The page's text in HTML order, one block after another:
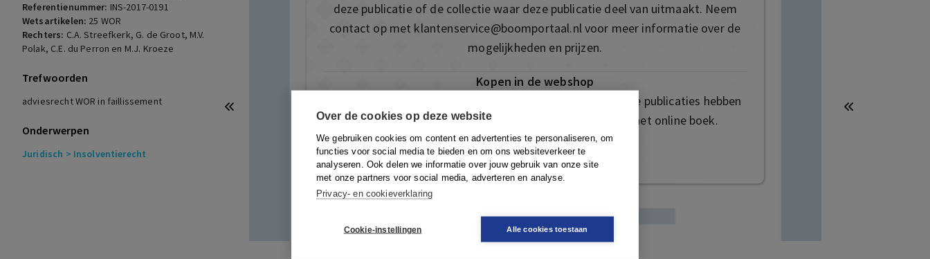
Over de cookies op deze website
We gebruiken cookies om content en advertenties te personaliseren, om
functies voor social media te bieden en om ons websiteverkeer te
analyseren. Ook delen we informatie over jouw gebruik van onze site
met onze partners voor social media, adverteren en analyse.
Privacy- en cookieverklaring
Cookie-instellingen Alle cookies toestaan
Referentienummer: INS-2017-0191
Wetsartikelen: 25 WOR
Rechters: C.A. Streefkerk, G. de Groot, M.V.
Polak, C.E. du Perron en M.J. Kroeze
Trefwoorden
adviesrecht WOR in faillissement
Onderwerpen
Juridisch > Insolventierecht
deze publicatie of de collectie waar deze publicatie deel van uitmaakt. Neem
contact op met klantenservice@boomportaal.nlvoor meer informatie over de
mogelijkheden en prijzen.
Kopen in de webshop
Deze publicatie is ook te vinden in onze webshop. Sommige publicaties hebben
ook de mogelijkheid om direct toegang te kopen tot het online boek.
Naar de webshop